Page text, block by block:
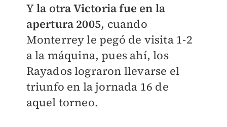
Yla otra Victoria fue en la
apertura 2005, cuando
Monterrey le pegó de visita 1-2
a la máquina, pues ahí, los
Rayados lograron llevarse el
triunfo en la jornada 16 de
aquel torneo.